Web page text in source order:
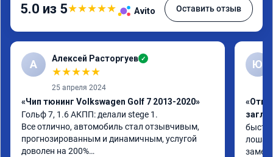
5.0 из 5★★★★★ Avito Оставить отзыв
А Алексей Расторгуев ✓
★★★★★
25 апреля 2024
«Чип тюнинг Volkswagen Golf 7 2013-2020»
Гольф 7, 1.6 АКПП: делали stege 1.
Все отлично, автомобиль стал отзывчивым,
прогнозированным и динамичным, услугой
доволен на 200%
Ю